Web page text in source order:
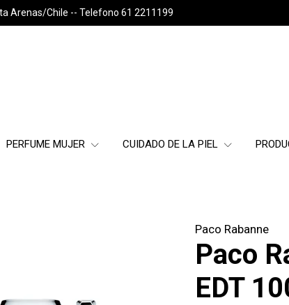
Arenas/Chile -- Telefono 61 2211199
PERFUME MUJER CUIDADO DE LA PIEL
Paco Rabanne
Paco
EDT